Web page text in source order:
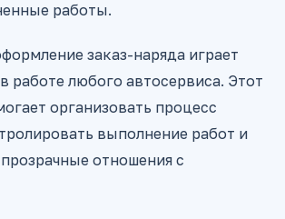
работы.
заказ-наряда играет
работе любого автосервиса. Этот
организовать процесс
выполнение работ и
отношения с